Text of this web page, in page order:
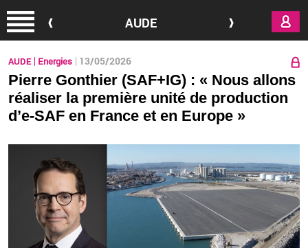
AUDE
AUDE Energies 13/05/2026
Pierre Gonthier (SAF+IG) : « Nous allons
réaliser la première unité de production
d’e-SAF en France et en Europe »